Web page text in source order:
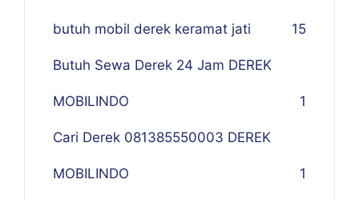
butuh mobil derek keramat jati 15
Butuh Sewa Derek 24 Jam DEREK
MOBILINDO 1
Cari Derek 081385550003 DEREK
MOBILINDO 1